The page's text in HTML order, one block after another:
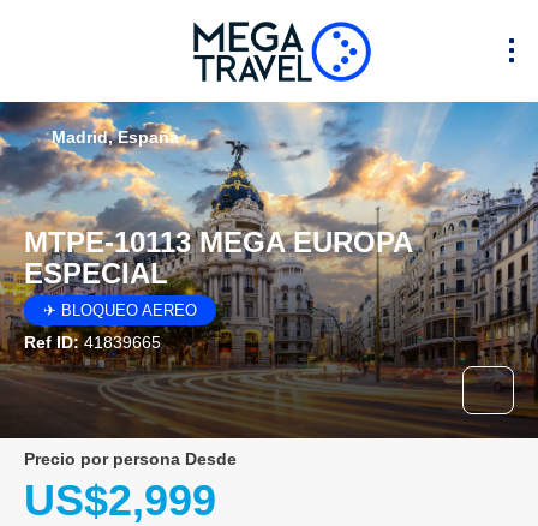
MTPE-10113 MEGA EUROPA
ESPECIAL
✈ BLOQUEO AEREO
Ref ID:41839665
Madrid, España
precio por persona Desde
US$2,999